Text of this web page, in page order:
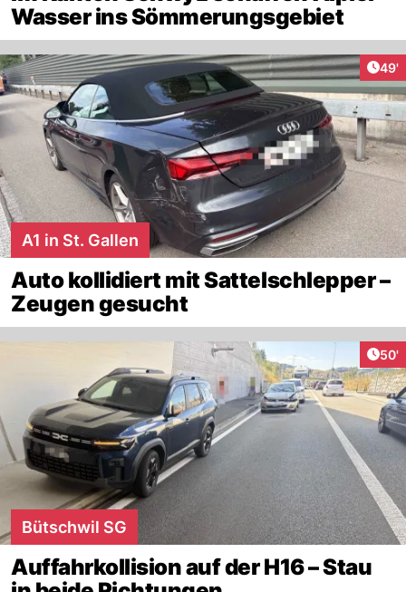
Wasser ins Sömmerungsgebiet
49'
A1 in St. Gallen
Auto kollidiert mit Sattelschlepper –
Zeugen gesucht
50'
Bütschwil SG
Auffahrkollision auf der H16 – Stau